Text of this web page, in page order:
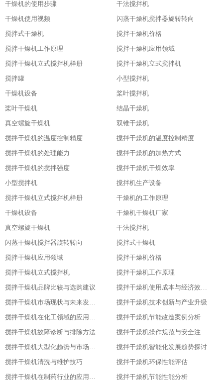
干燥机的使用步骤
干法搅拌机
干燥机使用视频
闪蒸干燥机搅拌器旋转转向
搅拌式干燥机
搅拌干燥机价格
搅拌干燥机工作原理
搅拌干燥机应用领域
搅拌干燥机立式搅拌机样册
搅拌干燥机立式搅拌机
搅拌罐
小型搅拌机
干燥机设备
桨叶搅拌机
桨叶干燥机
结晶干燥机
真空螺旋干燥机
双锥干燥机
搅拌干燥机的温度控制精度
搅拌干燥机的温度控制精度
搅拌干燥机的处理能力
搅拌干燥机的加热方式
搅拌干燥机的搅拌强度
搅拌干燥机干燥效率
小型搅拌机
搅拌机生产设备
搅拌干燥机立式搅拌机样册
干燥机的工作原理
干燥机设备
干燥机干燥机厂家
真空螺旋干燥机
干法搅拌机
闪蒸干燥机搅拌器旋转转向
搅拌式干燥机
搅拌干燥机应用领域
搅拌干燥机价格
搅拌干燥机立式搅拌机
搅拌干燥机工作原理
搅拌干燥机品牌比较与选购建议
搅拌干燥机使用成本与经济效益分析
搅拌干燥机市场现状与未来发展趋势
搅拌干燥机技术创新与产业升级
搅拌干燥机在化工领域的应用实践
搅拌干燥机节能改造案例分析
搅拌干燥机故障诊断与排除方法
搅拌干燥机操作规范与安全注意事项
搅拌干燥机大型化趋势与市场应用
搅拌干燥机智能化发展趋势探讨
搅拌干燥机清洗与维护技巧
搅拌干燥机环保性能评估
搅拌干燥机在制药行业的应用与优化
搅拌干燥机节能性能分析